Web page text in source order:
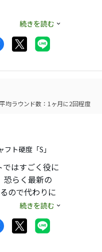
を使用します
で驚かれま
古ショップの
コレが一番で
はもう出ない
続きを読む
平均ラウンド数：1ヶ月に2回程度
ト硬度「S」
はすごく役に
恐らく最新の
ので代わりに
で見つけたら試
続きを読む